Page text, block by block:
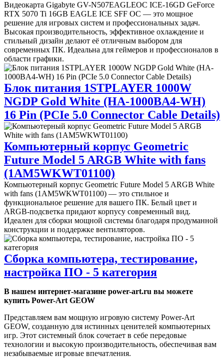
Видеокарта Gigabyte GV-N507EAGLEOC ICE-16GD GeForce
RTX 5070 Ti 16GB EAGLE ICE SFF OC — это мощное
решение для игровых систем и профессиональных задач.
Высокая производительность, эффективное охлаждение и
стильный дизайн делают её отличным выбором для
современных ПК. Идеальна для геймеров и профессионалов в
области графики.
Блок питания 1STPLAYER 1000W
NGDP Gold White (HA-1000BA4-WH)
16 Pin (PCIe 5.0 Connector Cable Details)
Компьютерный корпус Geometric
Future Model 5 ARGB White with fans
(1AM5WKWT01100)
Компьютерный корпус Geometric Future Model 5 ARGB White
with fans (1AM5WKWT01100) — это стильное и
функциональное решение для вашего ПК. Белый цвет и
ARGB-подсветка придают корпусу современный вид.
Идеален для сборки мощной системы благодаря продуманной
конструкции и поддержке вентиляторов.
Сборка компьютера, тестирование,
настройка ПО - 5 категория
В нашем интернет-магазине power-art.ru вы можете
купить Power-Art GEOW
Представляем вам мощную игровую систему Power-Art
GEOW, созданную для истинных ценителей компьютерных
игр. Этот системный блок сочетает в себе передовые
технологии и высокую производительность, обеспечивая вам
незабываемые игровые впечатления.